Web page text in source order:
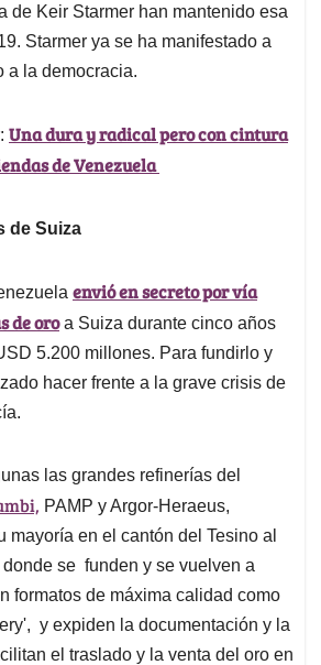
de Keir Starmer han mantenido esa
Starmer ya se ha manifestado a
a la democracia.
Una dura y radical pero con cintura
de Venezuela
de Suiza
envió en secreto por vía
de oroa Suiza durante cinco años
5.200 millones. Para fundirlo y
hacer frente a la grave crisis de
las grandes refinerías del
PAMP y Argor-Heraeus,
mayoría en el cantón del Tesino al
donde se funden y se vuelven a
formatos de máxima calidad como
y expiden la documentación y la
el traslado y la venta del oro en